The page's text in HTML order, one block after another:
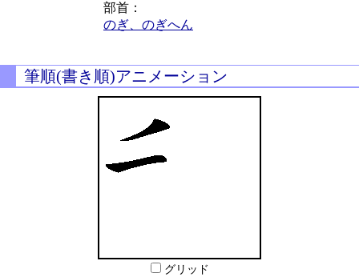
部首：
のぎ、のぎへん
筆順(書き順)アニメーション
グリッド